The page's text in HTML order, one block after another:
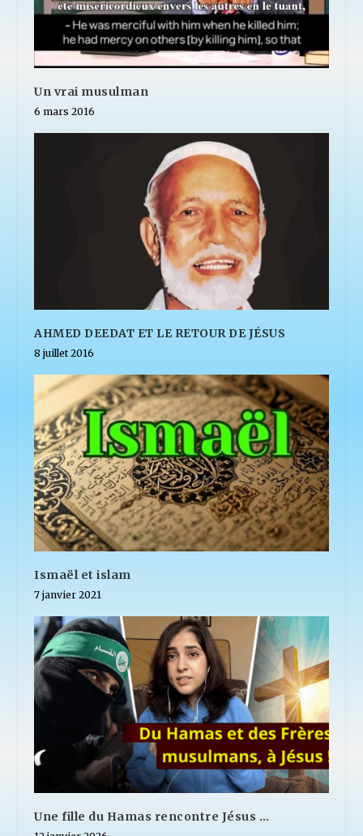
Un vrai musulman
6 mars 2016
AHMED DEEDAT ET LE RETOUR DE JÉSUS
8 juillet 2016
Ismaël et islam
7 janvier 2021
Une fille du Hamas rencontre Jésus …